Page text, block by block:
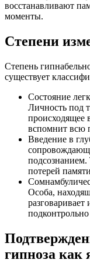
восстанавливают
моменты.
Степени
Степень
существует
Состояние
Личность под
происходящее
вспомнит всю
Введение в
подсознанием.
потерей
Особа,
гипноза как